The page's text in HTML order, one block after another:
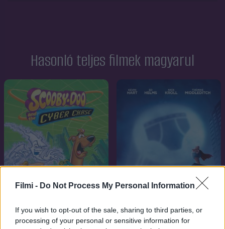
Filmi - Do Not Process My Personal Information
If you wish to opt-out of the sale, sharing to third parties, or
processing of your personal or sensitive information for
Hasonló teljes filmek magyarul